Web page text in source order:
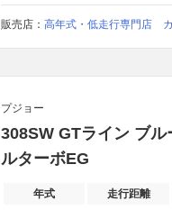
販売店： 高年式・低走行専門店
プジョー
308SW GTライン ブ
ルターボEG
年式 走行距離